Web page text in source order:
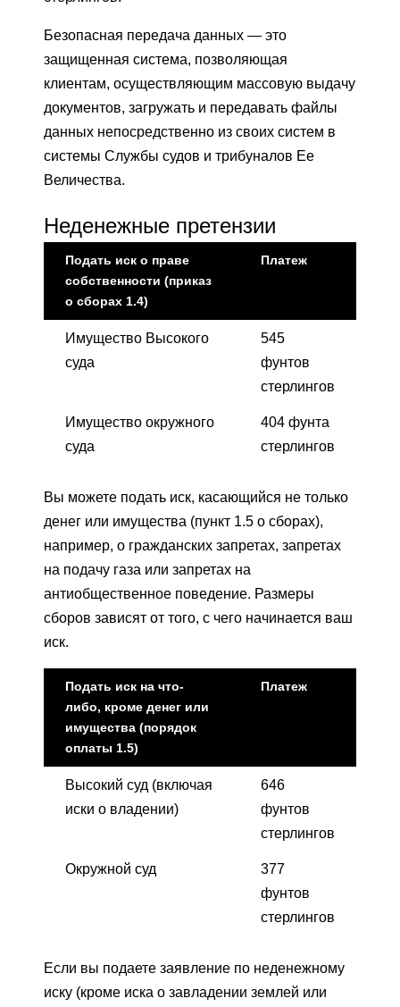
Безопасная передача данных — это
защищенная система, позволяющая
клиентам, осуществляющим массовую выдачу
документов, загружать и передавать файлы
данных непосредственно из своих систем в
системы Службы судов и трибуналов Ее
Величества.
Неденежные претензии
Подать иск о праве
собственности (приказ
о сборах 1.4)
Платеж
Имущество Высокого
суда
545
фунтов
стерлингов
Имущество окружного
суда
404 фунта
стерлингов
Вы можете подать иск, касающийся не только
денег или имущества (пункт 1.5 о сборах),
например, о гражданских запретах, запретах
на подачу газа или запретах на
антиобщественное поведение. Размеры
сборов зависят от того, с чего начинается ваш
иск.
Подать иск на что-
либо, кроме денег или
имущества (порядок
оплаты 1.5)
Платеж
Высокий суд (включая
иски о владении)
646
фунтов
стерлингов
Окружной суд
377
фунтов
стерлингов
Если вы подаете заявление по неденежному
иску (кроме иска о завладении землей или